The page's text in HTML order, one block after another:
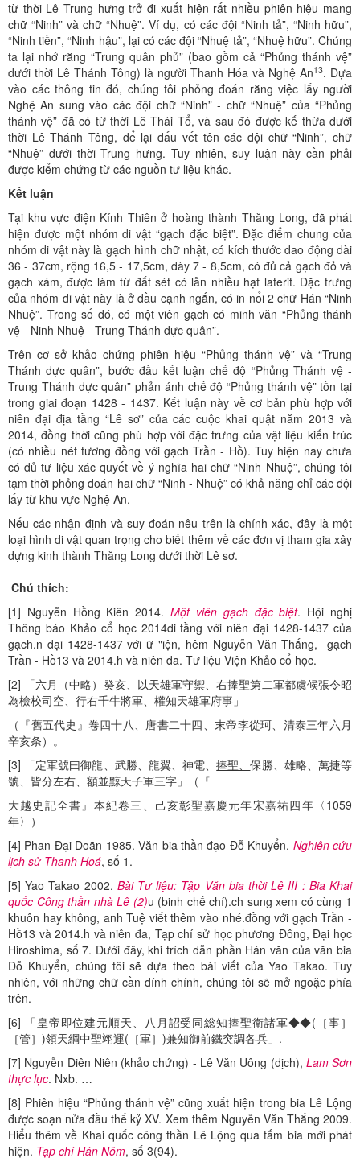
từ thời Lê Trung hưng trở đi xuất hiện rất nhiều phiên hiệu mang
chữ “Ninh” và chữ “Nhuệ”. Ví dụ, có các đội “Ninh tả”, “Ninh hữu”,
“Ninh tiền”, “Ninh hậu”, lại có các đội “Nhuệ tả”, “Nhuệ hữu”. Chúng
ta lại nhớ rằng “Trung quân phủ” (bao gồm cả “Phủng thánh vệ”
dưới thời Lê Thánh Tông) là người Thanh Hóa và Nghệ An13. Dựa
vào các thông tin đó, chúng tôi phỏng đoán rằng việc lấy người
Nghệ An sung vào các đội chữ “Ninh” - chữ “Nhuệ” của “Phủng
thánh vệ” đã có từ thời Lê Thái Tổ, và sau đó được kế thừa dưới
thời Lê Thánh Tông, để lại dấu vết tên các đội chữ “Ninh”, chữ
“Nhuệ” dưới thời Trung hưng. Tuy nhiên, suy luận này cần phải
được kiểm chứng từ các nguồn tư liệu khác.
Kết luận
Tại khu vực điện Kính Thiên ở hoàng thành Thăng Long, đã phát
hiện được một nhóm di vật “gạch đặc biệt”. Đặc điểm chung của
nhóm di vật này là gạch hình chữ nhật, có kích thước dao động dài
36 - 37cm, rộng 16,5 - 17,5cm, dày 7 - 8,5cm, có đủ cả gạch đỏ và
gạch xám, được làm từ đất sét có lẫn nhiều hạt laterit. Đặc trưng
của nhóm di vật này là ở đầu cạnh ngắn, có in nổi 2 chữ Hán “Ninh
Nhuệ”. Trong số đó, có một viên gạch có minh văn “Phủng thánh
vệ - Ninh Nhuệ - Trung Thánh dực quân”.
Trên cơ sở khảo chứng phiên hiệu “Phủng thánh vệ” và “Trung
Thánh dực quân”, bước đầu kết luận chế độ “Phủng Thánh vệ -
Trung Thánh dực quân” phản ánh chế độ “Phủng thánh vệ” tồn tại
trong giai đoạn 1428 - 1437. Kết luận này về cơ bản phù hợp với
niên đại địa tầng “Lê sơ” của các cuộc khai quật năm 2013 và
2014, đồng thời cũng phù hợp với đặc trưng của vật liệu kiến trúc
(có nhiều nét tương đồng với gạch Trần - Hồ). Tuy hiện nay chưa
có đủ tư liệu xác quyết về ý nghĩa hai chữ “Ninh Nhuệ”, chúng tôi
tạm thời phỏng đoán hai chữ “Ninh - Nhuệ” có khả năng chỉ các đội
lấy từ khu vực Nghệ An.
Nếu các nhận định và suy đoán nêu trên là chính xác, đây là một
loại hình di vật quan trọng cho biết thêm về các đơn vị tham gia xây
dựng kinh thành Thăng Long dưới thời Lê sơ.
Chú thích:
[1] Nguyễn Hồng Kiên 2014.Một viên gạch đặc biệt. Hội nghị
Thông báo Khảo cổ học 2014di tầng với niên đại 1428-1437 của
gạch.n đại 1428-1437 với ữ "iện, hêm Nguyễn Văn Thắng, gạch
Trần - Hồ13 và 2014.h và niên đa. Tư liệu Viện Khảo cổ học.
[2] 「六月（中略）癸亥、以天雄軍守禦、右捧聖第二軍都虞候張令昭
為檢校司空、行右千牛將軍、權知天雄軍府事」
（『舊五代史』卷四十八、唐書二十四、末帝李從珂、清泰三年六月
辛亥条）。
[3] 「定軍號曰御龍、武勝、龍翼、神電、捧聖、保勝、雄略、萬捷等
號、皆分左右、額並黥天子軍三字」（『
大越史記全書』本紀卷三、己亥彰聖嘉慶元年宋嘉祐四年〈1059
年〉）
[4] Phan Đại Doãn 1985. Văn bia thần đạo Đỗ Khuyển. Nghiên cứu
lịch sử Thanh Hoá, số 1.
[5] Yao Takao 2002. Bài Tư liệu: Tập Văn bia thời Lê III : Bia Khai
quốc Công thần nhà Lê (2)u (binh chế chí).ch sung xem có cùng 1
khuôn hay không, anh Tuệ viết thêm vào nhé.đồng với gạch Trần -
Hồ13 và 2014.h và niên đa, Tạp chí sử học phương Đông, Đại học
Hiroshima, số 7. Dưới đây, khi trích dẫn phần Hán văn của văn bia
Đỗ Khuyển, chúng tôi sẽ dựa theo bài viết của Yao Takao. Tuy
nhiên, với những chữ cần đính chính, chúng tôi sẽ mở ngoặc phía
trên.
[6] 「皇帝即位建元順天、八月詔受同総知捧聖衛諸軍◆◆(［事］
［管］)領天綱中聖翊運(［軍］)兼知御前鐵突調各兵」.
[7] Nguyễn Diên Niên (khảo chứng) - Lê Văn Uông (dịch), Lam Sơn
thực lục. Nxb. …
[8] Phiên hiệu “Phủng thánh vệ” cũng xuất hiện trong bia Lê Lộng
được soạn nửa đầu thế kỷ XV. Xem thêm Nguyễn Văn Thắng 2009.
Hiểu thêm về Khai quốc công thần Lê Lộng qua tấm bia mới phát
hiện. Tạp chí Hán Nôm, số 3(94).